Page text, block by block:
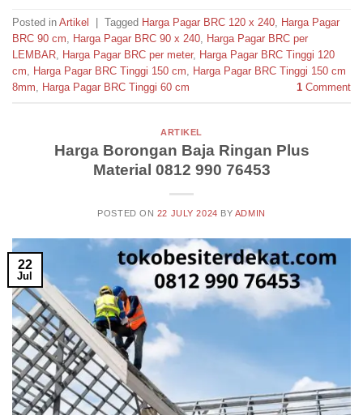
Posted in Artikel Tagged Harga Pagar BRC 120 x 240, Harga Pagar
BRC 90 cm, Harga Pagar BRC 90 x 240, Harga Pagar BRC per
LEMBAR, Harga Pagar BRC per meter, Harga Pagar BRC Tinggi 120
cm, Harga Pagar BRC Tinggi 150 cm, Harga Pagar BRC Tinggi 150 cm
8mm, Harga Pagar BRC Tinggi 60 cm 1 Comment
ARTIKEL
Harga Borongan Baja Ringan Plus
Material 0812 990 76453
POSTED ON 22 JULY 2024 BY ADMIN
22
Jul